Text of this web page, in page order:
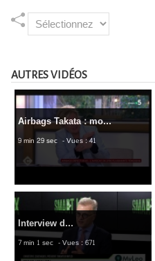
AUTRES VIDÉOS
Airbags Takata : mo...
9 min 29 sec - Vues : 41
Interview d...
7 min 1 sec - Vues : 671